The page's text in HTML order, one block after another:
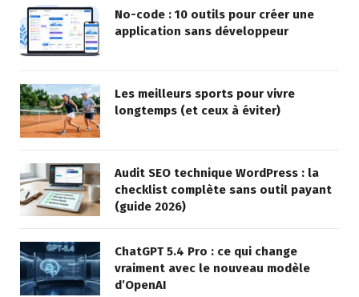
No-code : 10 outils pour créer une
application sans développeur
Les meilleurs sports pour vivre
longtemps (et ceux à éviter)
Audit SEO technique WordPress : la
checklist complète sans outil payant
(guide 2026)
ChatGPT 5.4 Pro : ce qui change
vraiment avec le nouveau modèle
d’OpenAI